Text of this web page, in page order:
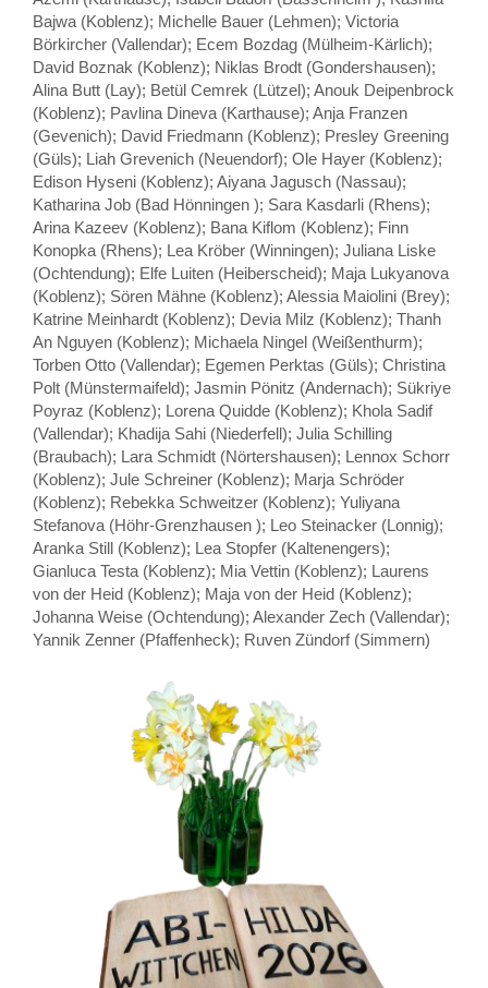
Bajwa (Koblenz); Michelle Bauer (Lehmen); Victoria
Börkircher (Vallendar); Ecem Bozdag (Mülheim-Kärlich);
David Boznak (Koblenz); Niklas Brodt (Gondershausen);
Alina Butt (Lay); Betül Cemrek (Lützel); Anouk Deipenbrock
(Koblenz); Pavlina Dineva (Karthause); Anja Franzen
(Gevenich); David Friedmann (Koblenz); Presley Greening
(Güls); Liah Grevenich (Neuendorf); Ole Hayer (Koblenz);
Edison Hyseni (Koblenz); Aiyana Jagusch (Nassau);
Katharina Job (Bad Hönningen ); Sara Kasdarli (Rhens);
Arina Kazeev (Koblenz); Bana Kiflom (Koblenz); Finn
Konopka (Rhens); Lea Kröber (Winningen); Juliana Liske
(Ochtendung); Elfe Luiten (Heiberscheid); Maja Lukyanova
(Koblenz); Sören Mähne (Koblenz); Alessia Maiolini (Brey);
Katrine Meinhardt (Koblenz); Devia Milz (Koblenz); Thanh
An Nguyen (Koblenz); Michaela Ningel (Weißenthurm);
Torben Otto (Vallendar); Egemen Perktas (Güls); Christina
Polt (Münstermaifeld); Jasmin Pönitz (Andernach); Sükriye
Poyraz (Koblenz); Lorena Quidde (Koblenz); Khola Sadif
(Vallendar); Khadija Sahi (Niederfell); Julia Schilling
(Braubach); Lara Schmidt (Nörtershausen); Lennox Schorr
(Koblenz); Jule Schreiner (Koblenz); Marja Schröder
(Koblenz); Rebekka Schweitzer (Koblenz); Yuliyana
Stefanova (Höhr-Grenzhausen ); Leo Steinacker (Lonnig);
Aranka Still (Koblenz); Lea Stopfer (Kaltenengers);
Gianluca Testa (Koblenz); Mia Vettin (Koblenz); Laurens
von der Heid (Koblenz); Maja von der Heid (Koblenz);
Johanna Weise (Ochtendung); Alexander Zech (Vallendar);
Yannik Zenner (Pfaffenheck); Ruven Zündorf (Simmern)